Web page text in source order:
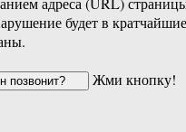
будет в кратчайшие
Жми кнопку!